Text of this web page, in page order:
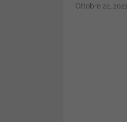
Ottobre 22, 2021